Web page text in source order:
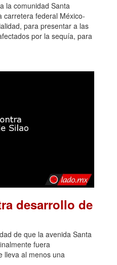
la comunidad Santa
carretera federal México-
para presentar a las
por la sequía, para
desarrollo de
de que la avenida Santa
fuera
lleva al menos una